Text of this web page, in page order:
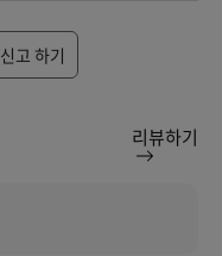
신고 하기
리뷰하기